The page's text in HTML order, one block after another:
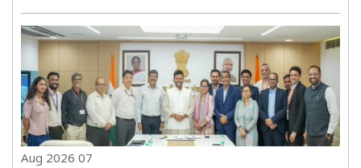
ذخائر 10.51 ارب ڈالر بڑھ کر 692.87 ارب ڈالر تک
پہنچ گئے۔ ریزرو بینک آف انڈیا (آر بی آئی) کی جانب ..
07 Aug 2026